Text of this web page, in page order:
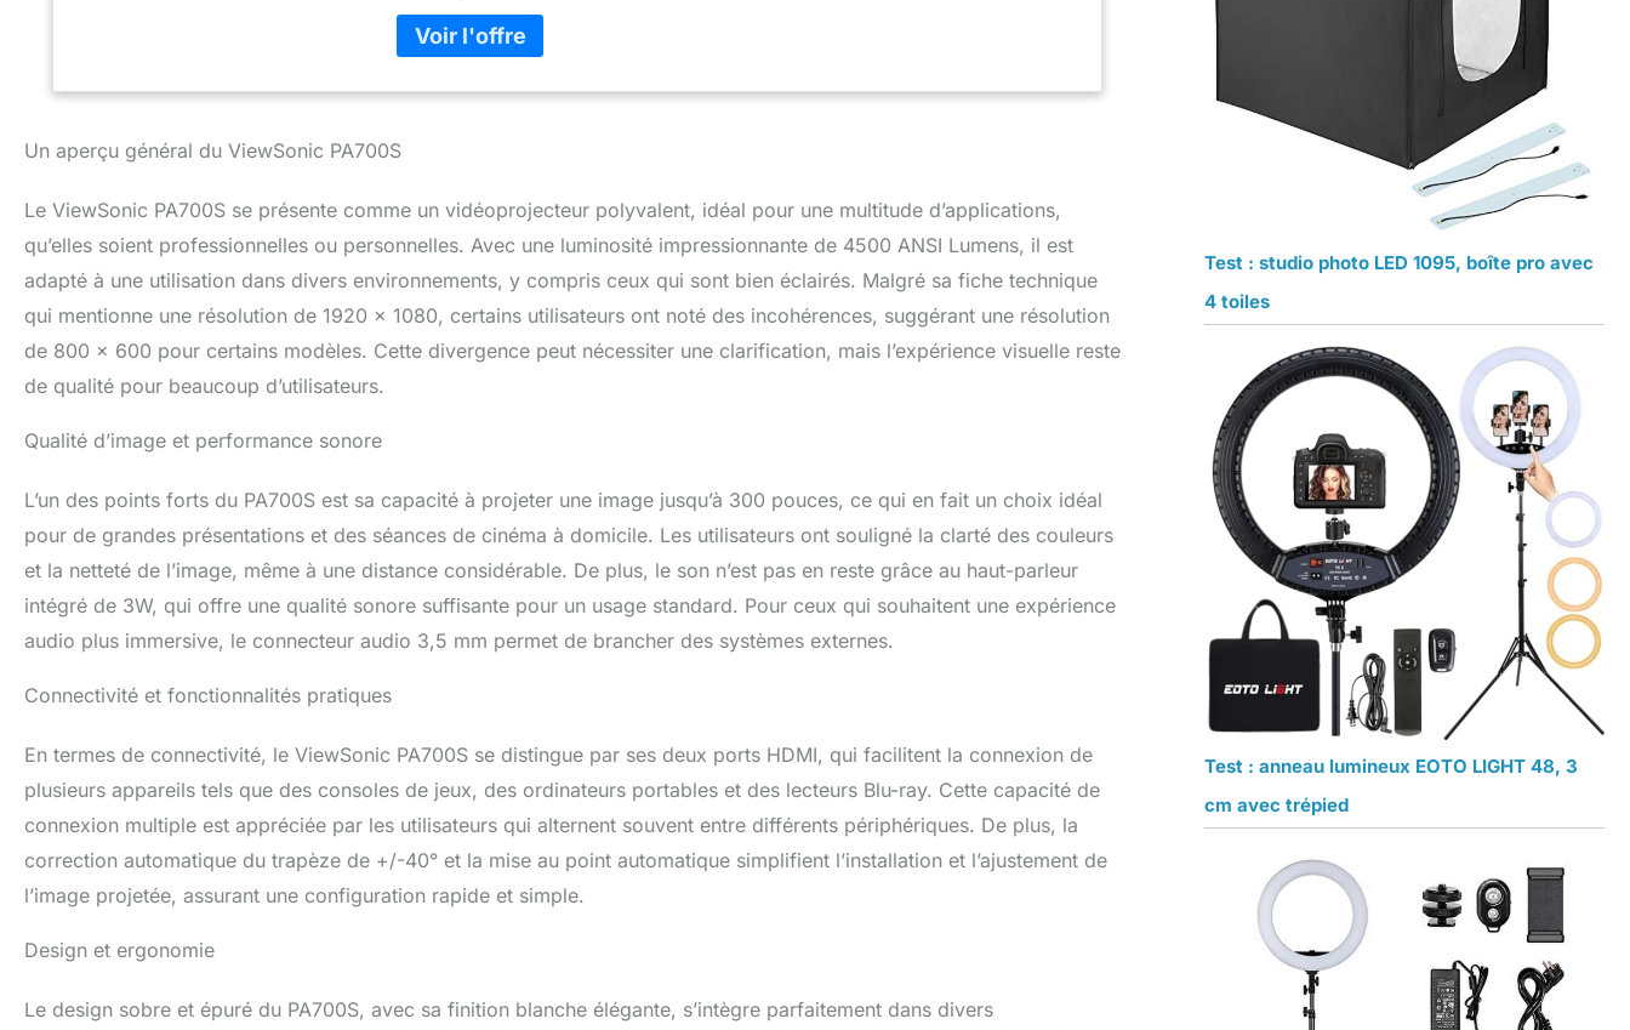
HDMI et correction trapézoïdale automatique – Connexion et configuration
simplifiées.
Un aperçu général du ViewSonic PA700S
Le ViewSonic PA700S se présente comme un vidéoprojecteur polyvalent, idéal pour une multitude d’applications,
qu’elles soient professionnelles ou personnelles. Avec une luminosité impressionnante de 4500 ANSI Lumens, il est
adapté à une utilisation dans divers environnements, y compris ceux qui sont bien éclairés. Malgré sa fiche technique
qui mentionne une résolution de 1920 x 1080, certains utilisateurs ont noté des incohérences, suggérant une résolution
de 800 x 600 pour certains modèles. Cette divergence peut nécessiter une clarification, mais l’expérience visuelle reste
de qualité pour beaucoup d’utilisateurs.
Qualité d’image et performance sonore
L’un des points forts du PA700S est sa capacité à projeter une image jusqu’à 300 pouces, ce qui en fait un choix idéal
pour de grandes présentations et des séances de cinéma à domicile. Les utilisateurs ont souligné la clarté des couleurs
et la netteté de l’image, même à une distance considérable. De plus, le son n’est pas en reste grâce au haut-parleur
intégré de 3W, qui offre une qualité sonore suffisante pour un usage standard. Pour ceux qui souhaitent une expérience
audio plus immersive, le connecteur audio 3,5 mm permet de brancher des systèmes externes.
Connectivité et fonctionnalités pratiques
En termes de connectivité, le ViewSonic PA700S se distingue par ses deux ports HDMI, qui facilitent la connexion de
plusieurs appareils tels que des consoles de jeux, des ordinateurs portables et des lecteurs Blu-ray. Cette capacité de
connexion multiple est appréciée par les utilisateurs qui alternent souvent entre différents périphériques. De plus, la
correction automatique du trapèze de +/-40° et la mise au point automatique simplifient l’installation et l’ajustement de
l’image projetée, assurant une configuration rapide et simple.
Design et ergonomie
Le design sobre et épuré du PA700S, avec sa finition blanche élégante, s’intègre parfaitement dans divers
Test : studio photo LED 1095, boîte pro avec
4 toiles
Test : anneau lumineux EOTO LIGHT 48, 3
cm avec trépied